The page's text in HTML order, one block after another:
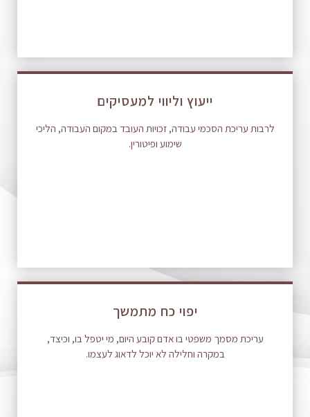
ייעוץ וליווי למעסיקים
לרבות עריכת הסכמי עבודה, זכויות העובד במקום העבודה, הליכי
שימוע ופיטורין.
יפוי כח מתמשך
עריכת מסמך משפטי בו אדם קובע היום, מי יטפל בו, וכיצד,
במקרה וחלילה לא יוכל לדאוג לעצמו.